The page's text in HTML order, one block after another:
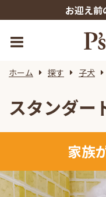
お迎え
ホーム 探す 子犬
スタンダー
家族